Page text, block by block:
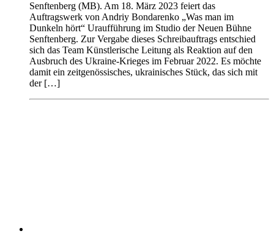
Senftenberg (MB). Am 18. März 2023 feiert das
Auftragswerk von Andriy Bondarenko „Was man im
Dunkeln hört“ Uraufführung im Studio der Neuen Bühne
Senftenberg. Zur Vergabe dieses Schreibauftrags entschied
sich das Team Künstlerische Leitung als Reaktion auf den
Ausbruch des Ukraine-Krieges im Februar 2022. Es möchte
damit ein zeitgenössisches, ukrainisches Stück, das sich mit
der […]